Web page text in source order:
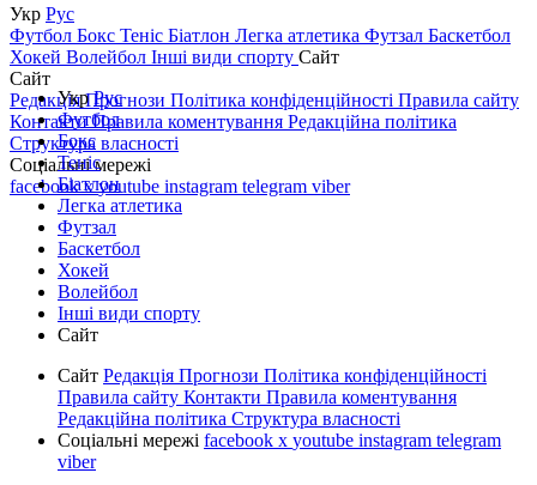
Укр Рус
Футбол Бокс Теніс Біатлон Легка атлетика Футзал Баскетбол
Хокей Волейбол Інші види спорту Сайт
Сайт
РедакціяПрогнози Політика конфіденційності Правила сайту
КонтактиПравила коментування Редакційна політика
Структура власності
Соціальні мережі
facebookxyoutube instagram telegram viber
УкрРус
Футбол
Бокс
Теніс
Біатлон
Легка атлетика
Футзал
Баскетбол
Хокей
Волейбол
Інші види спорту
Сайт
Сайт Редакція Прогнози Політика конфіденційності
Правила сайту Контакти Правила коментування
Редакційна політика Структура власності
Соціальні мережі facebook x youtube instagram telegram
viber